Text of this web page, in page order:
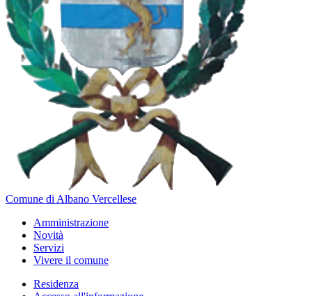
Comune di Albano Vercellese
Amministrazione
Novità
Servizi
Vivere il comune
Residenza